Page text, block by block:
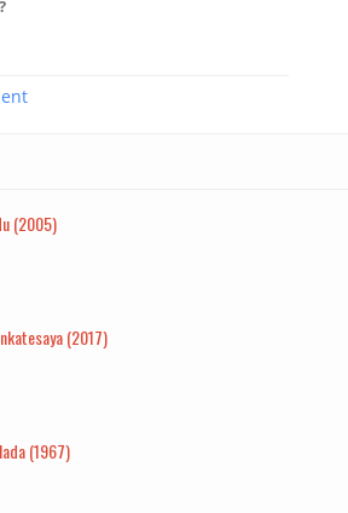
(2005)
(2017)
(1967)